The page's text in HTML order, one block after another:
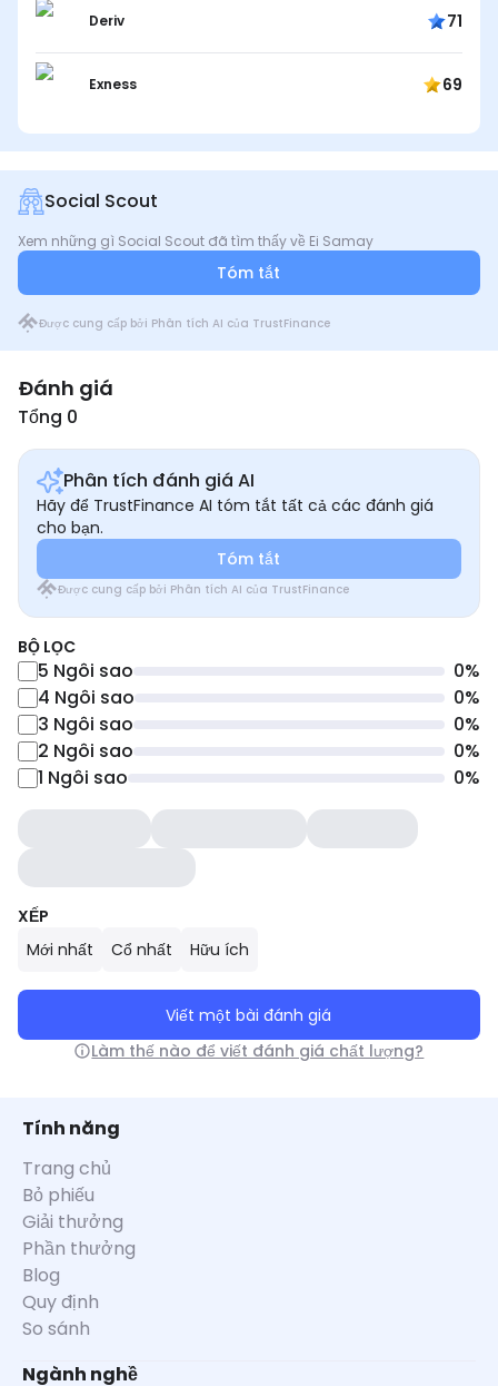
Deriv 71
Exness 69
Social Scout
Xem những gì Social Scout đã tìm thấy về Ei Samay
Tóm tắt
Được cung cấp bởi Phân tích AI của TrustFinance
Đánh giá
Tổng 0
Phân tích đánh giá AI
Hãy để TrustFinance AI tóm tắt tất cả các đánh giá
cho bạn.
Tóm tắt
Được cung cấp bởi Phân tích AI của TrustFinance
BỘ LỌC
5 Ngôi sao 0%
4 Ngôi sao 0%
3 Ngôi sao 0%
2 Ngôi sao 0%
1 Ngôi sao 0%
XẾP
Mới nhất
Cổ nhất Hữu ích
Viết một bài đánh giá
Làm thế nào để viết đánh giá chất lượng?
Tính năng
Trang chủ
Bỏ phiếu
Giải thưởng
Phần thưởng
Blog
Quy định
So sánh
Ngành nghề